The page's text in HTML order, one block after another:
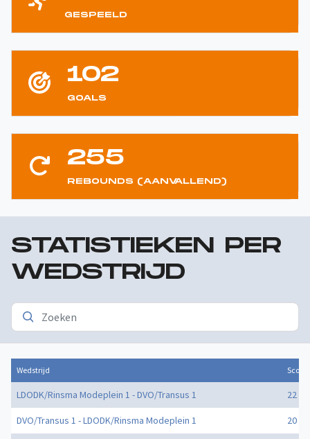
GESPEELD
102
GOALS
255
REBOUNDS (AANVALLEND)
STATISTIEKEN PER
WEDSTRIJD
Wedstrijd Score
LDODK/Rinsma Modeplein 1 - DVO/Transus 1 22 -
DVO/Transus 1 - LDODK/Rinsma Modeplein 1 20 -